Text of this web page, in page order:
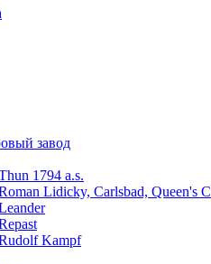
завод
1794 a.s.
Lidicky, Carlsbad, Queen's
Kampf